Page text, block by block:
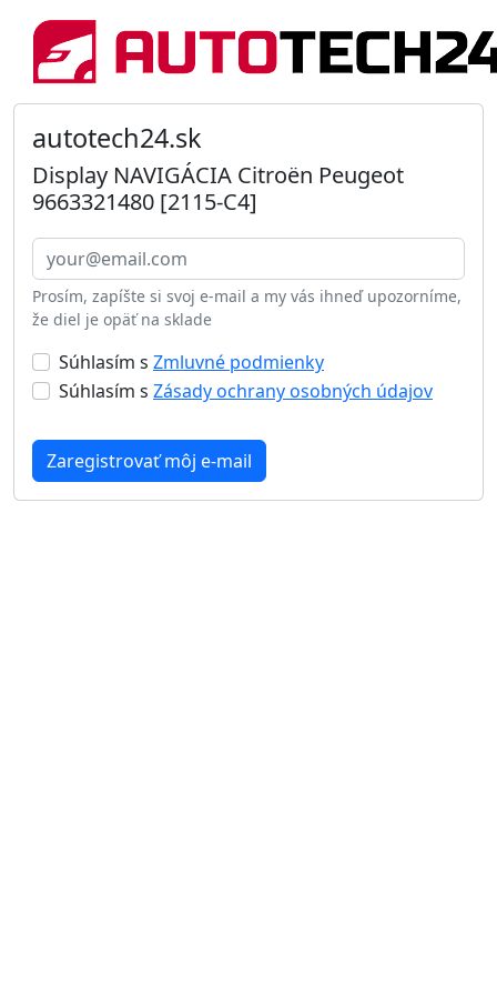
autotech24.sk
Display NAVIGÁCIA Citroën Peugeot
9663321480 [2115-C4]
Prosím, zapíšte si svoj e-mail a my vás ihneď upozorníme,
že diel je opäť na sklade
Súhlasím s Zmluvné podmienky
Súhlasím s Zásady ochrany osobných údajov
Zaregistrovať môj e-mail